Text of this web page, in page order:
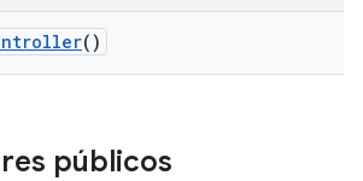
()
públicos